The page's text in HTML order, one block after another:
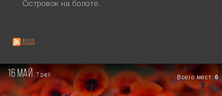
Островок на болоте.
RSS
16 май. 7дней Всего мест:6